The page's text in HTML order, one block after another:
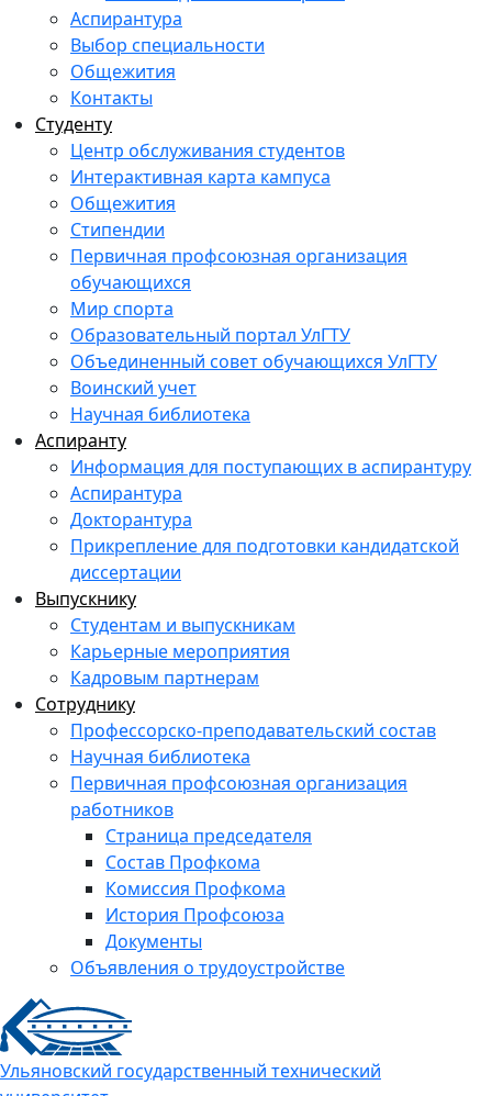
Аспирантура
Выбор специальности
Общежития
Контакты
Студенту
Центр обслуживания студентов
Интерактивная карта кампуса
Общежития
Стипендии
Первичная профсоюзная организация
обучающихся
Мир спорта
Образовательный портал УлГТУ
Объединенный совет обучающихся УлГТУ
Воинский учет
Научная библиотека
Аспиранту
Информация для поступающих в аспирантуру
Аспирантура
Докторантура
Прикрепление для подготовки кандидатской
диссертации
Выпускнику
Студентам и выпускникам
Карьерные мероприятия
Кадровым партнерам
Сотруднику
Профессорско-преподавательский состав
Научная библиотека
Первичная профсоюзная организация
работников
Страница председателя
Состав Профкома
Комиссия Профкома
История Профсоюза
Документы
Объявления о трудоустройстве
Ульяновский государственный технический